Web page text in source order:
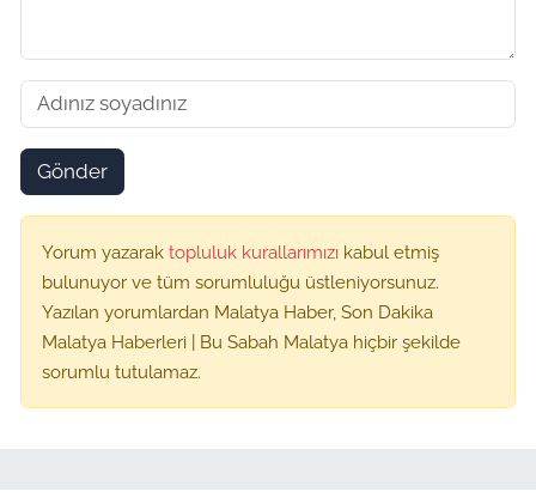
Gönder
Yorum yazarak topluluk kurallarımızı kabul etmiş
bulunuyor ve tüm sorumluluğu üstleniyorsunuz.
Yazılan yorumlardan Malatya Haber, Son Dakika
Malatya Haberleri | Bu Sabah Malatya hiçbir şekilde
sorumlu tutulamaz.